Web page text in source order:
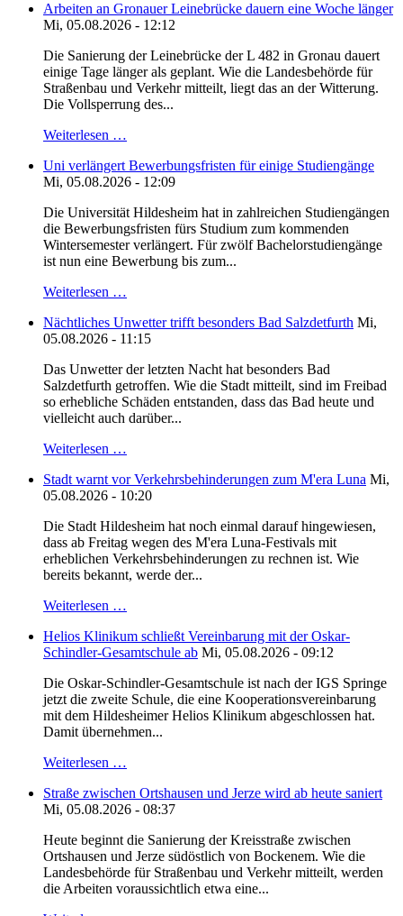
Arbeiten an Gronauer Leinebrücke dauern eine Woche länger
Mi, 05.08.2026 - 12:12
Die Sanierung der Leinebrücke der L 482 in Gronau dauert
einige Tage länger als geplant. Wie die Landesbehörde für
Straßenbau und Verkehr mitteilt, liegt das an der Witterung.
Die Vollsperrung des...
Weiterlesen …
Uni verlängert Bewerbungsfristen für einige Studiengänge
Mi, 05.08.2026 - 12:09
Die Universität Hildesheim hat in zahlreichen Studiengängen
die Bewerbungsfristen fürs Studium zum kommenden
Wintersemester verlängert. Für zwölf Bachelorstudiengänge
ist nun eine Bewerbung bis zum...
Weiterlesen …
Nächtliches Unwetter trifft besonders Bad Salzdetfurth Mi,
05.08.2026 - 11:15
Das Unwetter der letzten Nacht hat besonders Bad
Salzdetfurth getroffen. Wie die Stadt mitteilt, sind im Freibad
so erhebliche Schäden entstanden, dass das Bad heute und
vielleicht auch darüber...
Weiterlesen …
Stadt warnt vor Verkehrsbehinderungen zum M'era Luna Mi,
05.08.2026 - 10:20
Die Stadt Hildesheim hat noch einmal darauf hingewiesen,
dass ab Freitag wegen des M'era Luna-Festivals mit
erheblichen Verkehrsbehinderungen zu rechnen ist. Wie
bereits bekannt, werde der...
Weiterlesen …
Helios Klinikum schließt Vereinbarung mit der Oskar-
Schindler-Gesamtschule ab Mi, 05.08.2026 - 09:12
Die Oskar-Schindler-Gesamtschule ist nach der IGS Springe
jetzt die zweite Schule, die eine Kooperationsvereinbarung
mit dem Hildesheimer Helios Klinikum abgeschlossen hat.
Damit übernehmen...
Weiterlesen …
Straße zwischen Ortshausen und Jerze wird ab heute saniert
Mi, 05.08.2026 - 08:37
Heute beginnt die Sanierung der Kreisstraße zwischen
Ortshausen und Jerze südöstlich von Bockenem. Wie die
Landesbehörde für Straßenbau und Verkehr mitteilt, werden
die Arbeiten voraussichtlich etwa eine...